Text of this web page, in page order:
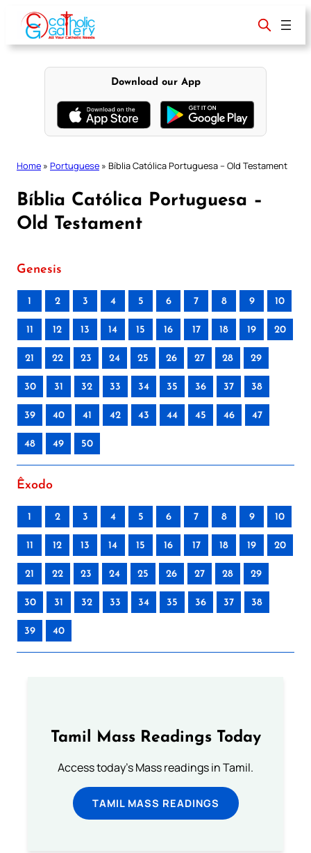
content
Download our App
Home » Portuguese » Bíblia Católica Portuguesa – Old Testament
Bíblia Católica Portuguesa –
Old Testament
Genesis
1 2 3 4 5 6 7 8 9 10
11 12 13 14 15 16 17 18 19 20
21 22 23 24 25 26 27 28 29
30 31 32 33 34 35 36 37 38
39 40 41 42 43 44 45 46 47
48 49 50
Êxodo
1 2 3 4 5 6 7 8 9 10
11 12 13 14 15 16 17 18 19 20
21 22 23 24 25 26 27 28 29
30 31 32 33 34 35 36 37 38
39 40
Tamil Mass Readings Today
Access today's Mass readings in Tamil.
TAMIL MASS READINGS